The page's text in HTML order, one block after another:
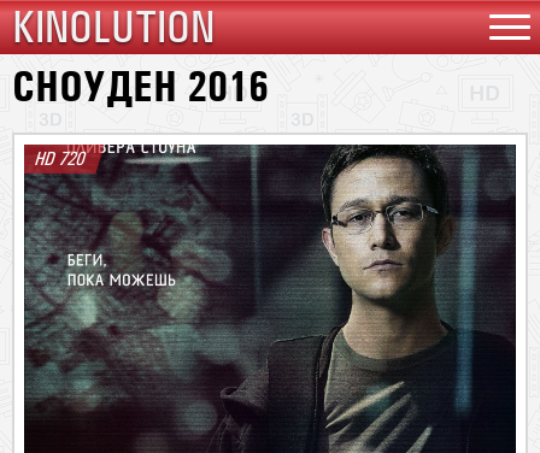
KINOLUTION
СНОУДЕН 2016
HD 720